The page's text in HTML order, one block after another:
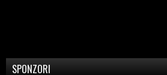
SPONZORI